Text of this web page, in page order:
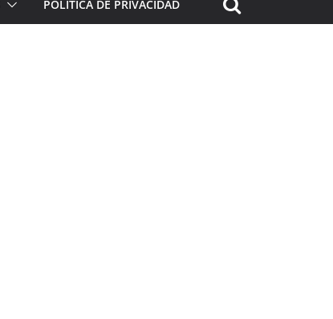
POLÍTICA DE PRIVACIDAD